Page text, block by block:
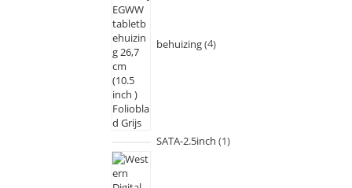
behuizing 4
SATA-2.5inch 1